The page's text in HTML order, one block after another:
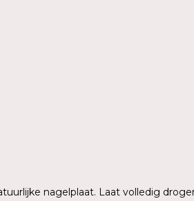
nagelplaat. Laat volledig